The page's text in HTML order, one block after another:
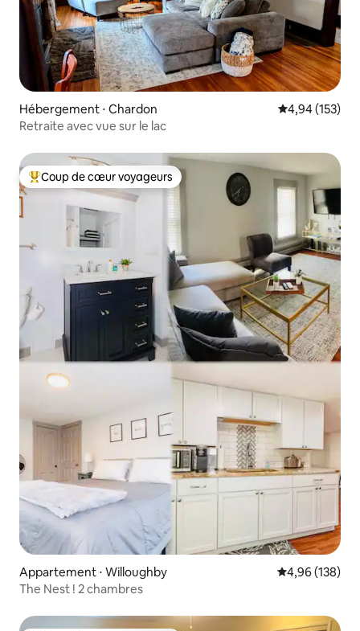
Hébergement ⋅ Chardon Évaluation
4,94 (153)
Retraite avec vue sur le lac
Coups de cœur voyageurs les plus appréciés
Coup de cœur voyageurs
Appartement ⋅ Willoughby Évaluation
4,96 (138)
The Nest ! 2 chambres